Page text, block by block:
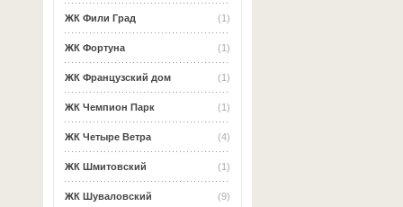
(1)
ЖК Фили Град
(1)
ЖК Фортуна
(1)
ЖК Французский дом
(1)
ЖК Чемпион Парк
(4)
ЖК Четыре Ветра
(1)
ЖК Шмитовский
(9)
ЖК Шуваловский